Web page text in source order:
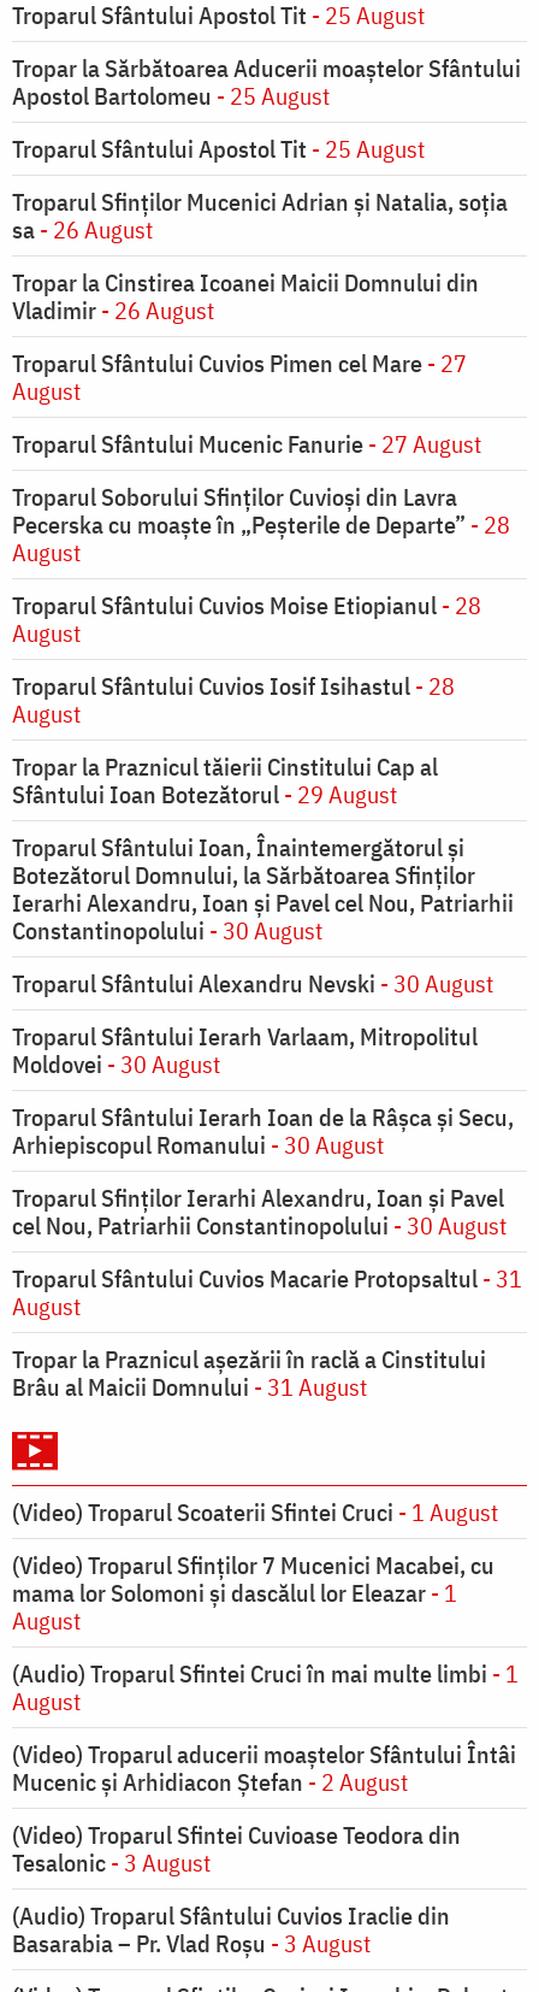
Troparul Sfântului Apostol Tit - 25 August
Tropar la Sărbătoarea Aducerii moaştelor Sfântului
Apostol Bartolomeu - 25 August
Troparul Sfântului Apostol Tit - 25 August
Troparul Sfinţilor Mucenici Adrian şi Natalia, soţia
sa- 26 August
Tropar la Cinstirea Icoanei Maicii Domnului din
Vladimir- 26 August
Troparul Sfântului Cuvios Pimen cel Mare- 27
August
Troparul Sfântului Mucenic Fanurie- 27 August
Troparul Soborului Sfinților Cuvioși din Lavra
Pecerska cu moaște în „Peșterile de Departe” - 28
August
Troparul Sfântului Cuvios Moise Etiopianul- 28
August
Troparul Sfântului Cuvios Iosif Isihastul- 28
August
Tropar la Praznicul tăierii Cinstitului Cap al
Sfântului Ioan Botezătorul- 29 August
Troparul Sfântului Ioan, Înaintemergătorul şi
Botezătorul Domnului, la Sărbătoarea Sfinţilor
Ierarhi Alexandru, Ioan şi Pavel cel Nou, Patriarhii
Constantinopolului - 30 August
Troparul Sfântului Alexandru Nevski - 30 August
Troparul Sfântului Ierarh Varlaam, Mitropolitul
Moldovei - 30 August
Troparul Sfântului Ierarh Ioan de la Râşca şi Secu,
Arhiepiscopul Romanului - 30 August
Troparul Sfinţilor Ierarhi Alexandru, Ioan şi Pavel
cel Nou, Patriarhii Constantinopolului - 30 August
Troparul Sfântului Cuvios Macarie Protopsaltul- 31
August
Tropar la Praznicul aşezării în raclă a Cinstitului
Brâu al Maicii Domnului - 31 August
(Video) Troparul Scoaterii Sfintei Cruci - 1 August
(Video) Troparul Sfinților 7 Mucenici Macabei, cu
mama lor Solomoni și dascălul lor Eleazar- 1
August
(Audio) Troparul Sfintei Cruci în mai multe limbi - 1
August
(Video) Troparul aducerii moaștelor Sfântului Întâi
Mucenic și Arhidiacon Ștefan - 2 August
(Video) Troparul Sfintei Cuvioase Teodora din
Tesalonic- 3 August
(Audio) Troparul Sfântului Cuvios Iraclie din
Basarabia – Pr. Vlad Roșu - 3 August